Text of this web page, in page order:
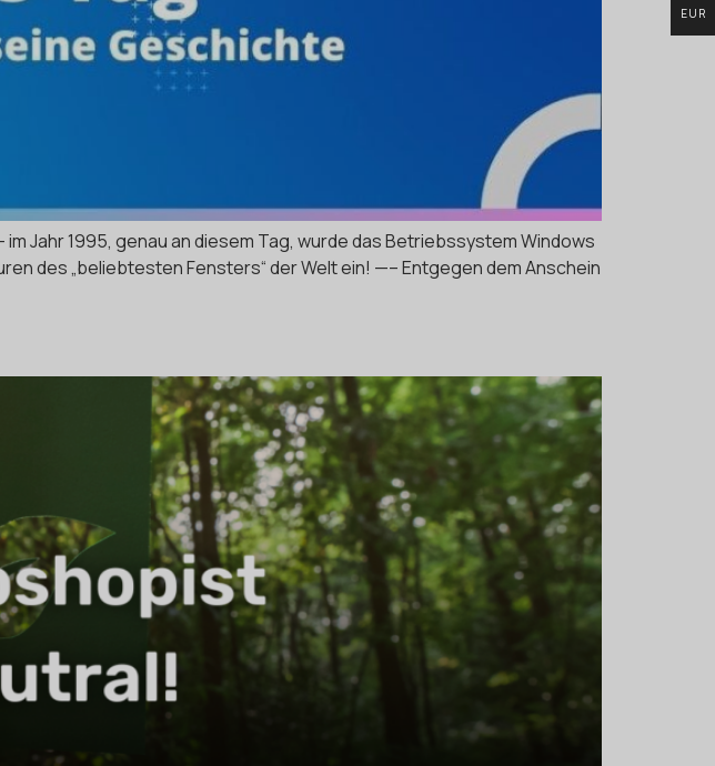
Jahr 1995, genau an diesem Tag, wurde das Betriebssystem Windows
des „beliebtesten Fensters“ der Welt ein! —– Entgegen dem Anschein
EUR